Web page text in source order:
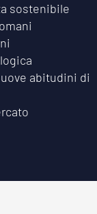
sostenibile
abitudini di